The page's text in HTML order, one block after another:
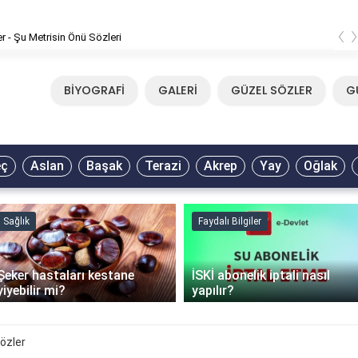
Mirkelam - Tavla Sözleri ‹ ›
BİYOGRAFİ GALERİ GÜZEL SÖZLER
Aslan Başak Terazi Akrep Yay Oğlak
Sağlık
hastaları kestane
mi?
Faydalı Bilgiler
İSKİ abonelik iptali nasıl
yapılır?